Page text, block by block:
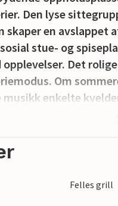
Den lyse
skaper en
stue- og
opplevelser. Det
Om
musikk enkelte
omgivelser.
kan vandre i
nærliggende
Felles grill